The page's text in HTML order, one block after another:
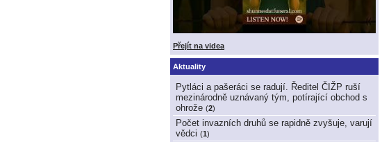
Přejít na videa
Aktuality
Pytláci a pašeráci se radují. Ředitel ČIŽP ruší
mezinárodně uznávaný tým, potírající obchod s
ohrože (2)
Počet invazních druhů se rapidně zvyšuje, varují
vědci (1)